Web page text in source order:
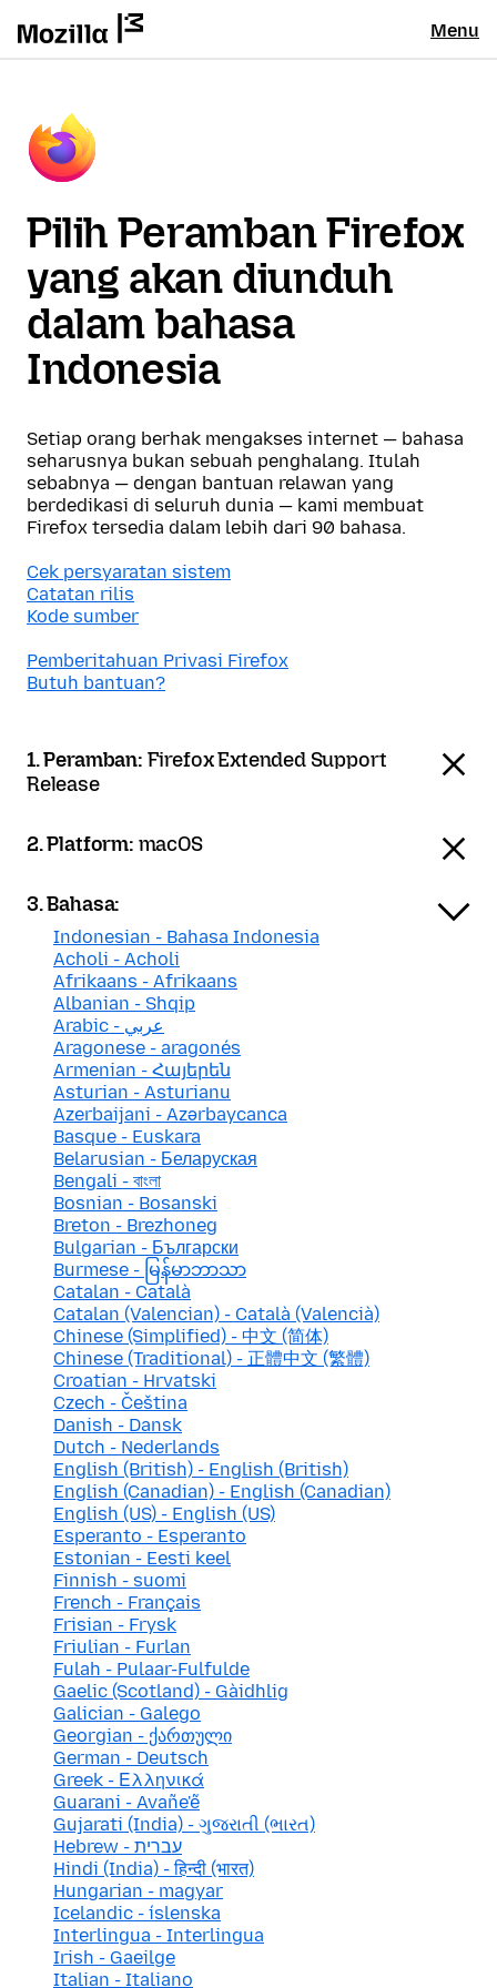
Menu
Pilih Peramban Firefox
yang akan diunduh
dalam bahasa
Indonesia
Setiap orang berhak mengakses internet — bahasa
seharusnya bukan sebuah penghalang. Itulah
sebabnya — dengan bantuan relawan yang
berdedikasi di seluruh dunia — kami membuat
Firefox tersedia dalam lebih dari 90 bahasa.
Cek persyaratan sistem
Catatan rilis
Kode sumber
Pemberitahuan Privasi Firefox
Butuh bantuan?
1. Peramban: Firefox Extended Support
Release
2. Platform: macOS
3. Bahasa:
Indonesian - Bahasa Indonesia
Acholi - Acholi
Afrikaans - Afrikaans
Albanian - Shqip
Arabic - عربي
Aragonese - aragonés
Armenian - Հայերեն
Asturian - Asturianu
Azerbaijani - Azərbaycanca
Basque - Euskara
Belarusian - Беларуская
Bengali - বাংলা
Bosnian - Bosanski
Breton - Brezhoneg
Bulgarian - Български
Burmese - မြန်မာဘာသာ
Catalan - Català
Catalan (Valencian) - Català (Valencià)
Chinese (Simplified) - 中文 (简体)
Chinese (Traditional) - 正體中文 (繁體)
Croatian - Hrvatski
Czech - Čeština
Danish - Dansk
Dutch - Nederlands
English (British) - English (British)
English (Canadian) - English (Canadian)
English (US) - English (US)
Esperanto - Esperanto
Estonian - Eesti keel
Finnish - suomi
French - Français
Frisian - Frysk
Friulian - Furlan
Fulah - Pulaar-Fulfulde
Gaelic (Scotland) - Gàidhlig
Galician - Galego
Georgian - ქართული
German - Deutsch
Greek - Ελληνικά
Guarani - Avañe'ẽ
Gujarati (India) - ગુજરાતી (ભારત)
Hebrew - עברית
Hindi (India) - हिन्दी (भारत)
Hungarian - magyar
Icelandic - íslenska
Interlingua - Interlingua
Irish - Gaeilge
Italian - Italiano